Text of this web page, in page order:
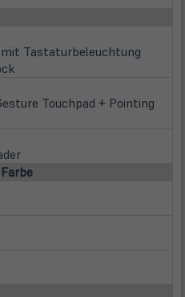
Tastaturbeleuchtung
Touchpad + Pointing